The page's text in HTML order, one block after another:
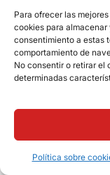
Para ofrecer las
cookies para
consentimiento a estas
comportamiento de
No consentir o retirar el
determinadas
Política sobre
Gestión
Contratos de
Firma del Contrato
en la numeración
visibilidad. Los
números basados